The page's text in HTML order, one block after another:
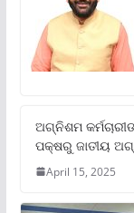
ଅଗ୍ନିଶମ
ପକ୍ଷରୁ ଜାତୀୟ
April 15, 2025